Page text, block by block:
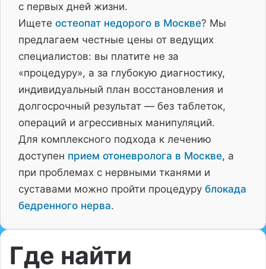
с первых дней жизни.
Ищете остеопат недорого в Москве? Мы
предлагаем честные цены от ведущих
специалистов: вы платите не за
«процедуру», а за глубокую диагностику,
индивидуальный план восстановления и
долгосрочный результат — без таблеток,
операций и агрессивных манипуляций.
Для комплексного подхода к лечению
доступен прием отоневролога в Москве, а
при проблемах с нервными тканями и
суставами можно пройти процедуру блокада
бедренного нерва.
Где найти